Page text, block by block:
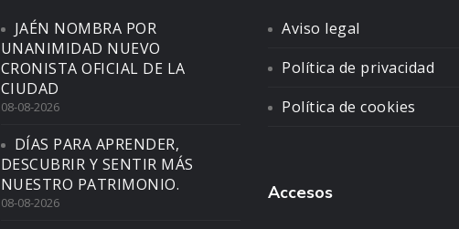
JAÉN NOMBRA POR
UNANIMIDAD NUEVO
CRONISTA OFICIAL DE LA
CIUDAD
08-08-2026
DÍAS PARA APRENDER,
DESCUBRIR Y SENTIR MÁS
NUESTRO PATRIMONIO.
08-08-2026
Aviso legal
Política de privacidad
Política de cookies
Accesos